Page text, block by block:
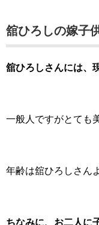
舘ひろしの嫁子
舘ひろしさんには、
一般人ですがとても
年齢は舘ひろしさん
ちなみに、お二人に